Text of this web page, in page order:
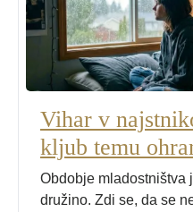
Vihar v
kljub temu
Obdobje mladostništva
družino. Zdi se, da se